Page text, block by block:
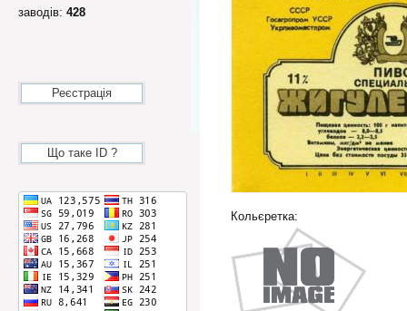
заводів: 428
Реєстрація
Що таке ID ?
Кольєретка: